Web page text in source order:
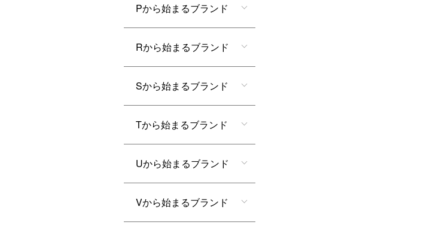
Pから始まるブランド
Rから始まるブランド
Sから始まるブランド
Tから始まるブランド
Uから始まるブランド
Vから始まるブランド